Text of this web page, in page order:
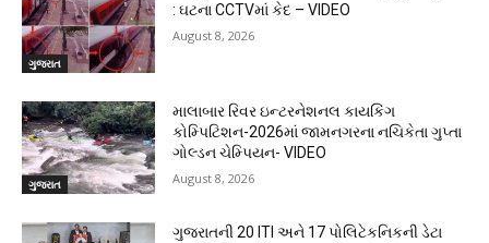
ગુજરાત
: ઘટના CCTVમાં કેદ – VIDEO
August 8, 2026
ગુજરાત
માલાબાર રિવર ઇન્ટરનેશનલ કાયકિંગ
કોમ્પિટિશન-2026માં જામનગરના નચિકેતા ગુપ્તા
ગોલ્ડન ચેમ્પિયન- VIDEO
August 8, 2026
ગુજરાતની 20 ITI અને 17 પોલિટેકનિકની ડેટા